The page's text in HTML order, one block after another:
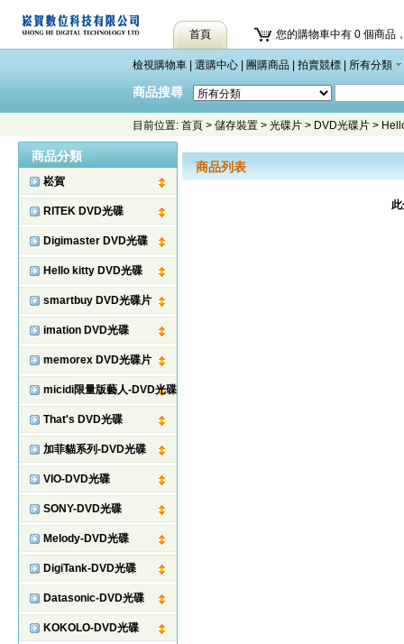
首頁 您的購物車中有 0 個商品
檢視購物車 選購中心 團購商品 拍賣競標 所有分類
商品搜尋
目前位置: 首頁 > 儲存裝置 > 光碟片 > DVD光碟片 >
商品分類
崧賀
RITEK DVD光碟
Digimaster DVD光碟
Hello kitty DVD光碟
smartbuy DVD光碟片
imation DVD光碟
memorex DVD光碟片
micidi限量版藝人-DVD光碟
That's DVD光碟
加菲貓系列-DVD光碟
VIO-DVD光碟
SONY-DVD光碟
Melody-DVD光碟
DigiTank-DVD光碟
Datasonic-DVD光碟
KOKOLO-DVD光碟
商品列表